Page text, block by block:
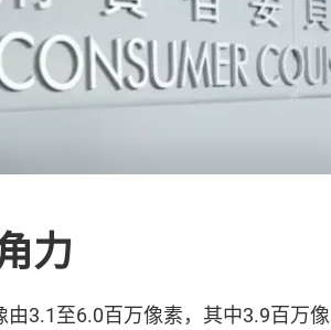
力
3.1至6.0百万像素，其中3.9百万像